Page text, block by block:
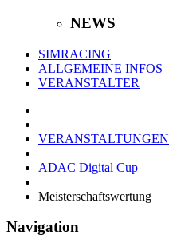
NEWS
SIMRACING
ALLGEMEINE INFOS
VERANSTALTER
VERANSTALTUNGEN
ADAC Digital Cup
Meisterschaftswertung
Navigation